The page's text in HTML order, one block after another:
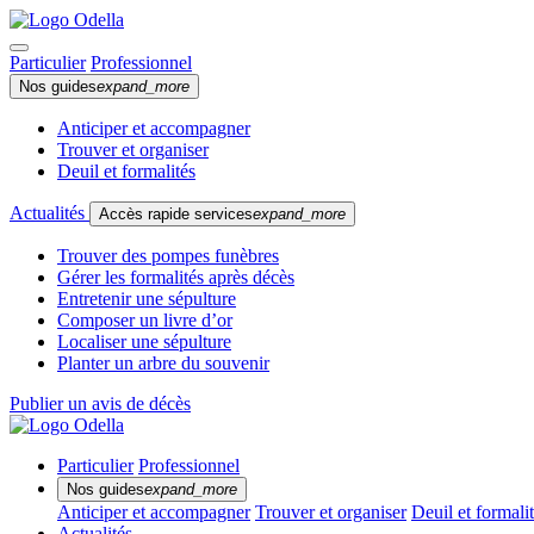
Particulier Professionnel
Nos guidesexpand_more
Anticiper et accompagner
Trouver et organiser
Deuil et formalités
Actualités Accès rapide servicesexpand_more
Trouver des pompes funèbres
Gérer les formalités après décès
Entretenir une sépulture
Composer un livre d’or
Localiser une sépulture
Planter un arbre du souvenir
Publier un avis de décès
Particulier Professionnel
Nos guidesexpand_more
Anticiper et accompagner Trouver et organiser Deuil et